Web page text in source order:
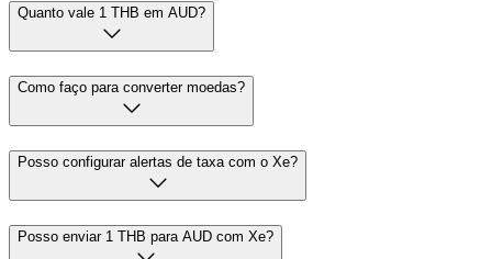
Quanto vale 1 THB em AUD?
Como faço para converter moedas?
Posso configurar alertas de taxa com o Xe?
Posso enviar 1 THB para AUD com Xe?